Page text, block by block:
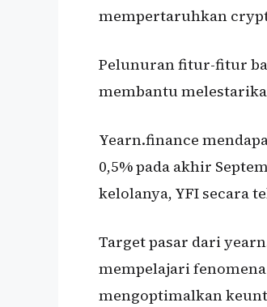
mempertaruhkan
Pelunuran fitur-fitur
membantu
Yearn.finance
0,5% pada akhir
kelolanya, YFI secara
Target pasar dari
mempelajari
mengoptimalkan